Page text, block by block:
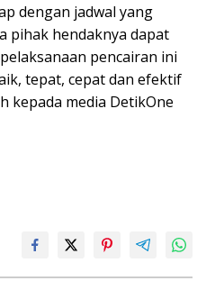
dengan jadwal yang
pihak hendaknya dapat
pencairan ini
tepat, cepat dan efektif
kepada media DetikOne